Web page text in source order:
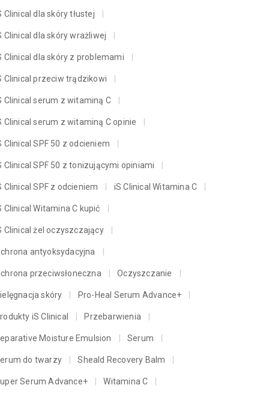
Clinical dla skóry tłustej
Clinical dla skóry wrażliwej
Clinical dla skóry z problemami
Clinical przeciw trądzikowi
Clinical serum z witaminą C
Clinical serum z witaminą C opinie
Clinical SPF 50 z odcieniem
Clinical SPF 50 z tonizującymi opiniami
Clinical SPF z odcieniem iS Clinical Witamina C
Clinical Witamina C kupić
Clinical żel oczyszczający
antyoksydacyjna
przeciwsłoneczna Oczyszczanie
skóry Pro-Heal Serum Advance+
iS Clinical Przebarwienia
Moisture Emulsion Serum
do twarzy Sheald Recovery Balm
Serum Advance+ Witamina C